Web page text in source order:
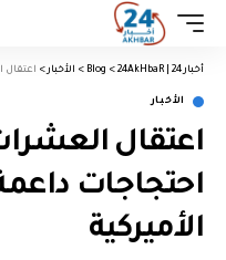
أخبار 24 | 24AkHbaR >
Blog
> الأخبار > اعتقال
الأخبار
اعتقال
احتجاجات
الأميركية